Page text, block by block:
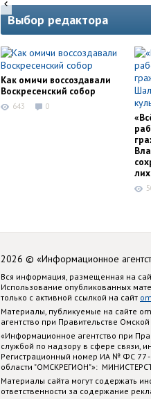
Выбор редактора
Как омичи воссоздавали
Воскресенский собор
643 0
2026 © «Информационное
Вся информация, размещенная на
Использование опубликованных
только с активной ссылкой на сайт
Материалы, публикуемые на сайте
агентство при Правительстве
«Информационное агентство при
службой по надзору в сфере связи,
Регистрационный номер ИА № ФС 77 -
области "ОМСКРЕГИОН"»:
Материалы сайта могут содержать
ответственности за содержание